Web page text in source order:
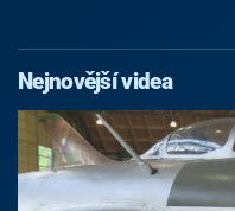
Nejnovější videa